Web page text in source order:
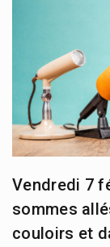
Vendredi 7
sommes
couloirs et